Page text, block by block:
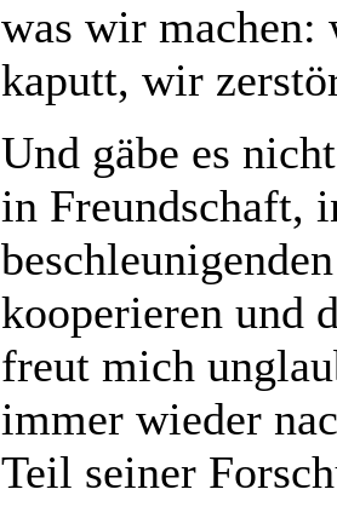
was wir
kaputt, wir
Und gäbe es
in Freundschaft,
kooperieren und
freut mich
immer wieder
Teil seiner